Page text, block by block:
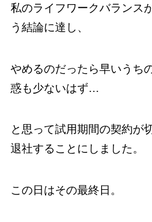
私のライフワークバランス
う結論に達し、
やめるのだったら早いうち
惑も少ないはず…
と思って試用期間の契約が
退社することにしました。
この日はその最終日。